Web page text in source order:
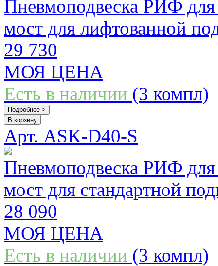
Пневмоподвеска РИФ для
мост для лифтованной
29 730
МОЯ ЦЕНА
Есть в наличии (3 компл)
Подробнее >
В корзину
Арт. ASK-D40-S
Пневмоподвеска РИФ для
мост для стандартной
28 090
МОЯ ЦЕНА
Есть в наличии (3 компл)